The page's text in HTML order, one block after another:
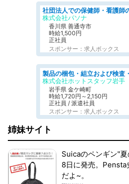
株式会社パソナ
香川県 善通寺市
時給1,500円
正社員
スポンサー：求人ボックス
株式会社ホットスタッフ岩手
岩手県 金ケ崎町
時給1,720円～2,150円
正社員 / 派遣社員
スポンサー：求人ボックス
姉妹サイト
Suicaのペンギン"
8日に発売。Pensta
だよ~。